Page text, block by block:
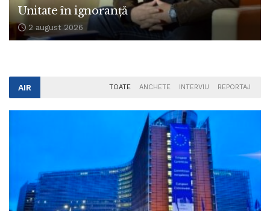
Unitate în ignoranță
2 august 2026
AIR TOATE ANCHETE INTERVIU REPORTAJ